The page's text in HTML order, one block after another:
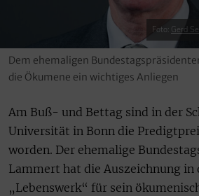
Foto: Gerd
Dem ehemaligen
die Ökumene ein wichtiges Anliegen
Am Buß- und Bettag sind in der
Universität in Bonn die
worden. Der ehemalige
Lammert hat die Auszeichnung in
„Lebenswerk“ für sein